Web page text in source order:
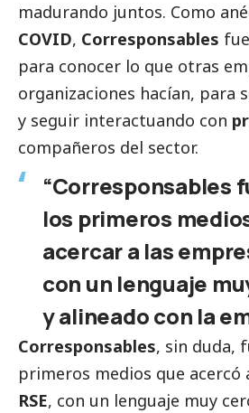
madurando juntos. Como
COVID, Corresponsables
para conocer lo que otras
organizaciones hacían, para
y seguir interactuando con
compañeros del sector.
“Corresponsables
los primeros
acercar a las
con un lenguaje
y alineado con la
Corresponsables, sin duda,
primeros medios que acercó
RSE, con un lenguaje muy